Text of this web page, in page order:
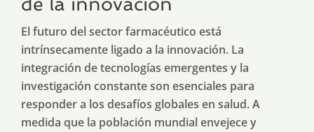
El futuro del sector farmacéutico está
intrínsecamente ligado a la innovación. La
integración de tecnologías emergentes y la
investigación constante son esenciales para
responder a los desafíos globales en salud. A
medida que la población mundial envejece y